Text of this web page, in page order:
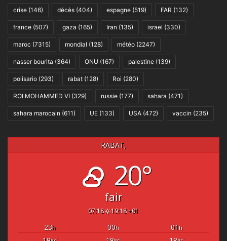
crise (146) décès (404) espagne (519) FAR (132)
france (507) gaza (165) Iran (135) israel (330)
maroc (7315) mondial (128) météo (2247)
nasser bourita (364) ONU (167) palestine (139)
polisario (293) rabat (128) Roi (280)
ROI MOHAMMED VI (329) russie (177) sahara (471)
sahara marocain (611) UE (133) USA (472) vaccin (235)
RABAT,
20°
fair
07:18 19:18 +01
23h 00h 01 h